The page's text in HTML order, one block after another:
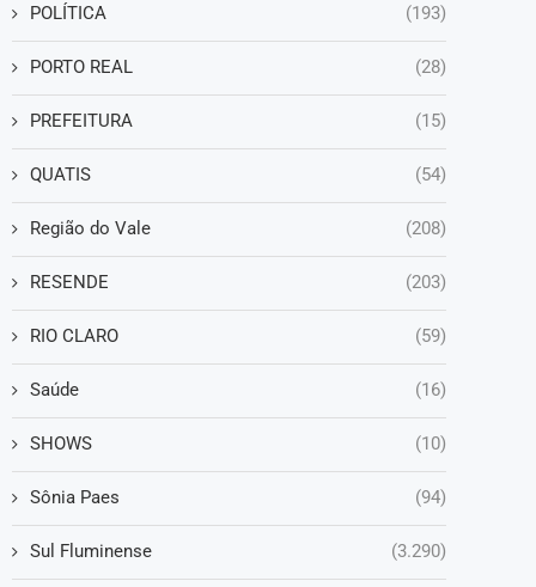
POLÍTICA (193)
PORTO REAL (28)
PREFEITURA (15)
QUATIS (54)
Região do Vale (208)
RESENDE (203)
RIO CLARO (59)
Saúde (16)
SHOWS (10)
Sônia Paes (94)
Sul Fluminense (3.290)